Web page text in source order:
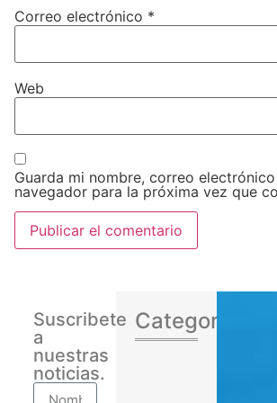
Correo electrónico *
Web
Guarda mi nombre, correo
navegador para la próxima vez que
Suscribete
a
nuestras
noticias.
Categorias